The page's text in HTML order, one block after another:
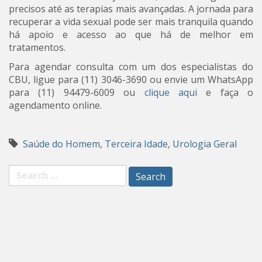
precisos até as terapias mais avançadas. A jornada para
recuperar a vida sexual pode ser mais tranquila quando
há apoio e acesso ao que há de melhor em
tratamentos.
Para agendar consulta com um dos especialistas do
CBU, ligue para (11) 3046-3690 ou envie um WhatsApp
para (11) 94479-6009 ou clique aqui e faça o
agendamento online.
Saúde do Homem, Terceira Idade, Urologia Geral
Search
for: